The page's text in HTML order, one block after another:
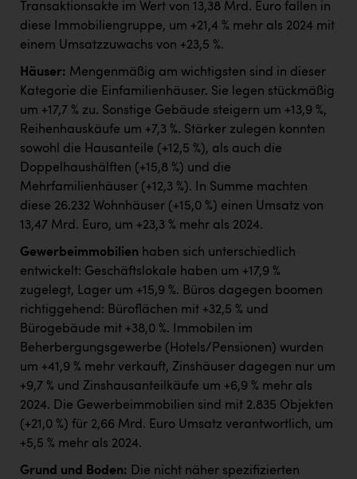
Transaktionsakte im Wert von 13,38 Mrd. Euro fallen in
diese Immobiliengruppe, um +21,4 % mehr als 2024 mit
einem Umsatzzuwachs von +23,5 %.
Häuser: Mengenmäßig am wichtigsten sind in dieser
Kategorie die Einfamilienhäuser. Sie legen stückmäßig
um +17,7 % zu. Sonstige Gebäude steigern um +13,9 %,
Reihenhauskäufe um +7,3 %. Stärker zulegen konnten
sowohl die Hausanteile (+12,5 %), als auch die
Doppelhaushälften (+15,8 %) und die
Mehrfamilienhäuser (+12,3 %). In Summe machten
diese 26.232 Wohnhäuser (+15,0 %) einen Umsatz von
13,47 Mrd. Euro, um +23,3 % mehr als 2024.
Gewerbeimmobilien haben sich unterschiedlich
entwickelt: Geschäftslokale haben um +17,9 %
zugelegt, Lager um +15,9 %. Büros dagegen boomen
richtiggehend: Büroflächen mit +32,5 % und
Bürogebäude mit +38,0 %. Immobilen im
Beherbergungsgewerbe (Hotels/Pensionen) wurden
um +41,9 % mehr verkauft, Zinshäuser dagegen nur um
+9,7 % und Zinshausanteilkäufe um +6,9 % mehr als
2024. Die Gewerbeimmobilien sind mit 2.835 Objekten
(+21,0 %) für 2,66 Mrd. Euro Umsatz verantwortlich, um
+5,5 % mehr als 2024.
Grund und Boden: Die nicht näher spezifizierten